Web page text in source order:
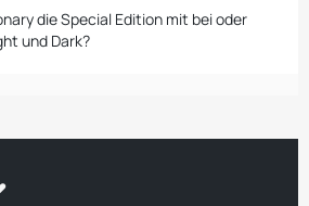
die Special Edition mit bei oder
und Dark?